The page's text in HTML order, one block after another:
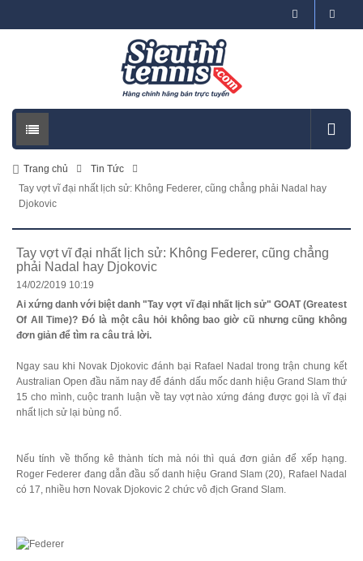
Trang chủ
Tin Tức
Tay vợt vĩ đại nhất lịch sử: Không Federer, cũng chẳng phải Nadal hay
Djokovic
Tay vợt vĩ đại nhất lịch sử: Không Federer, cũng chẳng
phải Nadal hay Djokovic
14/02/2019 10:19
Ai xứng danh với biệt danh "Tay vợt vĩ đại nhất lịch sử" GOAT (Greatest
Of All Time)? Đó là một câu hỏi không bao giờ cũ nhưng cũng không
đơn giản để tìm ra câu trả lời.
Ngay sau khi Novak Djokovic đánh bại Rafael Nadal trong trận chung kết
Australian Open đầu năm nay để đánh dấu mốc danh hiệu Grand Slam thứ
15 cho mình, cuộc tranh luận về tay vợt nào xứng đáng được gọi là vĩ đại
nhất lịch sử lại bùng nổ.
Nếu tính về thống kê thành tích mà nói thì quá đơn giản để xếp hạng.
Roger Federer đang dẫn đầu số danh hiệu Grand Slam (20), Rafael Nadal
có 17, nhiều hơn Novak Djokovic 2 chức vô địch Grand Slam.